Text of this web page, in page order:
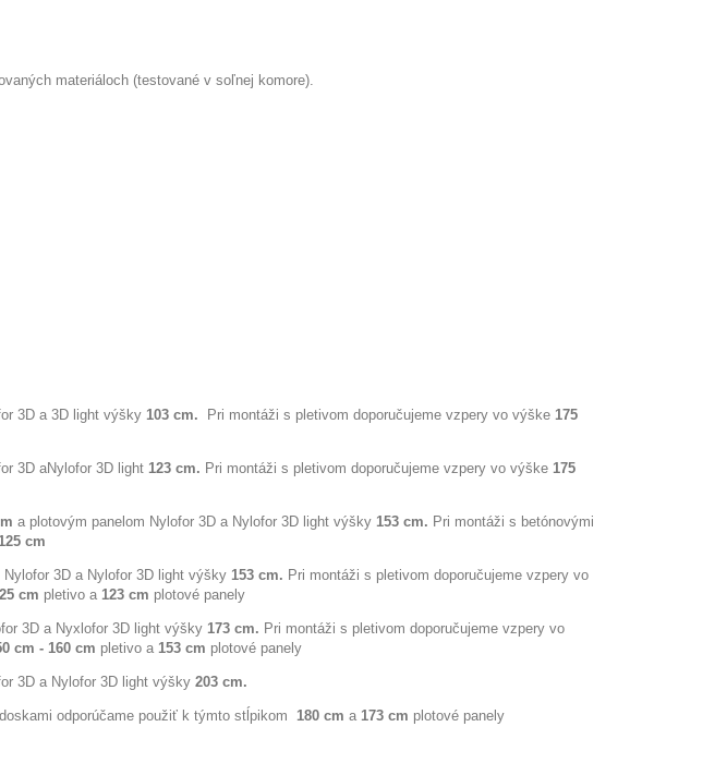
materiáloch (testované v soľnej komore).
3D a 3D light výšky 103 cm. Pri montáži s pletivom doporučujeme vzpery vo výške 175
3D aNylofor 3D light 123 cm. Pri montáži s pletivom doporučujeme vzpery vo výške 175
a plotovým panelom Nylofor 3D a Nylofor 3D light výšky 153 cm. Pri montáži s betónovými
cm
3D a Nylofor 3D light výšky 153 cm. Pri montáži s pletivom doporučujeme vzpery vo
cm pletivo a 123 cm plotové panely
3D a Nyxlofor 3D light výšky 173 cm. Pri montáži s pletivom doporučujeme vzpery vo
cm - 160 cm pletivo a 153 cm plotové panely
3D a Nylofor 3D light výšky 203 cm.
odporúčame použiť k týmto stĺpikom 180 cm a 173 cm plotové panely